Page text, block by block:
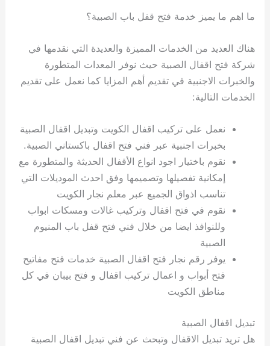
ما اهم ما يميز خدمة فتح قفل باب الصبية؟
هناك العديد من الخدمات المميزة والعديدة التي نقدمها في
شركة فتح اقفال الصبية حيث نوفر المعدات المتطورة
والخبرات الاجنبية في تقديم أهم المزايا كما نعمل على تقديم
الخدمات التالية:
نعمل على تركيب اقفال الكويت وتبديل اقفال الصبية
بخبرات اجنبية عبر فني فتح اقفال باكستاني الصبية.
نقوم باختيار اجود انواع الأقفال الحديثة والمتطورة مع
إمكانية تفصيلها وتصميمها وفق احدث الموديلات التي
تناسب اذواق الجميع عبر معلم نجار الكويت
نقوم في فتح اقفال وتركيب غالات ومسكات ابواب
وللنوافذ ايضا من خلال فني فتح قفل باب المنيوم
الصبية
يوفر رقم نجار فتح اقفال الصبية خدمات فتح مفاتيح
فتح أبواب و اعمال تركيب اقفال و فتح بيبان في كل
مناطق الكويت
تبديل اقفال الصبية
هل تريد تبديل الاقفال وتبحث عن فني تبديل اقفال الصبية